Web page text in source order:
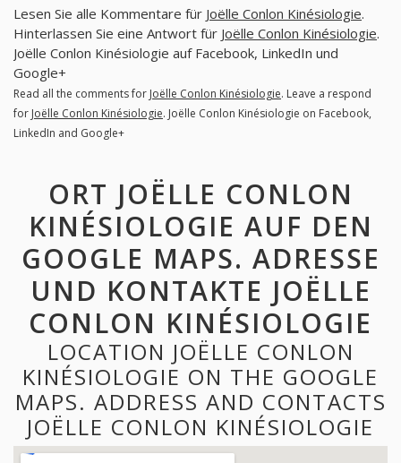
Lesen Sie alle Kommentare für Joëlle Conlon Kinésiologie.
Hinterlassen Sie eine Antwort für Joëlle Conlon Kinésiologie.
Joëlle Conlon Kinésiologie auf Facebook, LinkedIn und
Google+
Read all the comments for Joëlle Conlon Kinésiologie. Leave a respond
for Joëlle Conlon Kinésiologie. Joëlle Conlon Kinésiologie on Facebook,
LinkedIn and Google+
ORT JOËLLE CONLON
KINÉSIOLOGIE AUF DEN
GOOGLE MAPS. ADRESSE
UND KONTAKTE JOËLLE
CONLON KINÉSIOLOGIE
LOCATION JOËLLE CONLON
KINÉSIOLOGIE ON THE GOOGLE
MAPS. ADDRESS AND CONTACTS
JOËLLE CONLON KINÉSIOLOGIE